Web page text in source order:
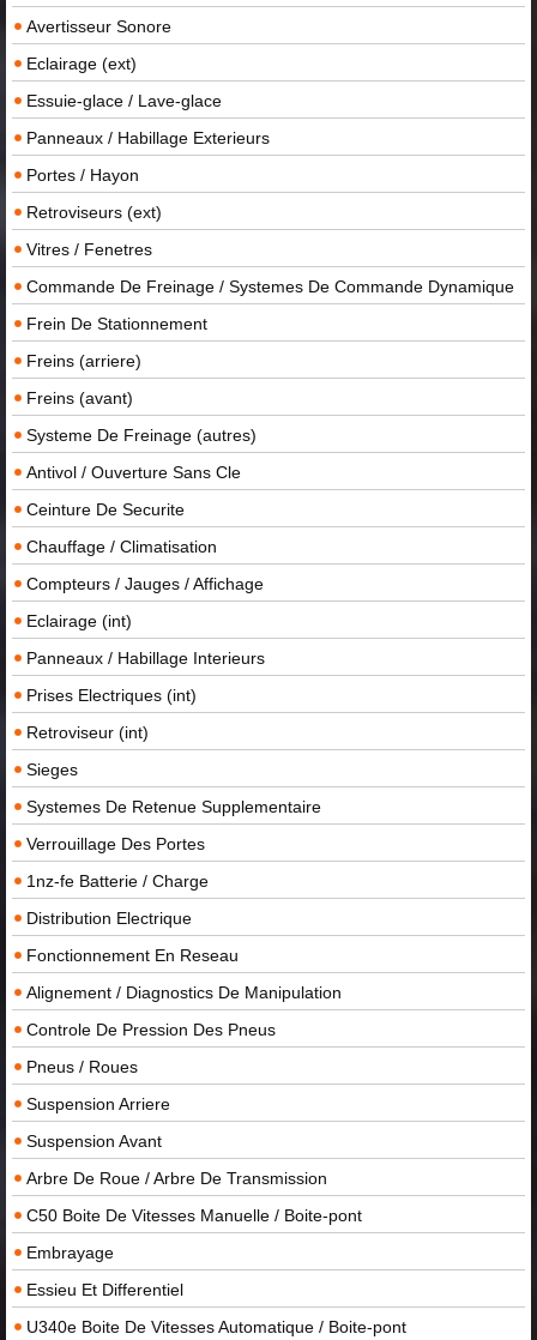
Avertisseur Sonore
Eclairage (ext)
Essuie-glace / Lave-glace
Panneaux / Habillage Exterieurs
Portes / Hayon
Retroviseurs (ext)
Vitres / Fenetres
Commande De Freinage / Systemes De Commande Dynamique
Frein De Stationnement
Freins (arriere)
Freins (avant)
Systeme De Freinage (autres)
Antivol / Ouverture Sans Cle
Ceinture De Securite
Chauffage / Climatisation
Compteurs / Jauges / Affichage
Eclairage (int)
Panneaux / Habillage Interieurs
Prises Electriques (int)
Retroviseur (int)
Sieges
Systemes De Retenue Supplementaire
Verrouillage Des Portes
1nz-fe Batterie / Charge
Distribution Electrique
Fonctionnement En Reseau
Alignement / Diagnostics De Manipulation
Controle De Pression Des Pneus
Pneus / Roues
Suspension Arriere
Suspension Avant
Arbre De Roue / Arbre De Transmission
C50 Boite De Vitesses Manuelle / Boite-pont
Embrayage
Essieu Et Differentiel
U340e Boite De Vitesses Automatique / Boite-pont